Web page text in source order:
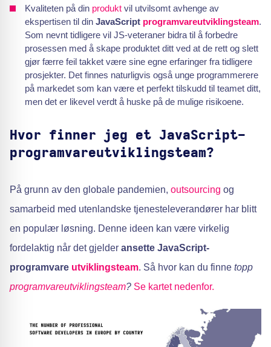
Kvaliteten på din produkt vil utvilsomt avhenge av
ekspertisen til din JavaScript programvareutviklingsteam.
Som nevnt tidligere vil JS-veteraner bidra til å forbedre
prosessen med å skape produktet ditt ved at de rett og slett
gjør færre feil takket være sine egne erfaringer fra tidligere
prosjekter. Det finnes naturligvis også unge programmerere
på markedet som kan være et perfekt tilskudd til teamet ditt,
men det er likevel verdt å huske på de mulige risikoene.
Hvor finner jeg et JavaScript-
programvareutviklingsteam?
På grunn av den globale pandemien, outsourcing og
samarbeid med utenlandske tjenesteleverandører har blitt
en populær løsning. Denne ideen kan være virkelig
fordelaktig når det gjelder ansette JavaScript-
programvare utviklingsteam. Så hvor kan du finne topp
programvareutviklingsteam? Se kartet nedenfor.